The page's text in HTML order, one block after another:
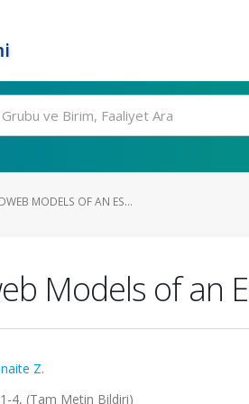
MODELS OF AN ES...
Models of an
Z.
4, (Tam Metin Bildiri)